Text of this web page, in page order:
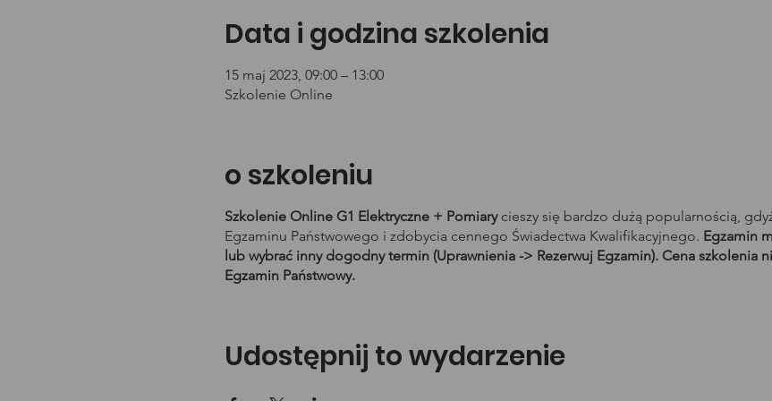
Data i godzina szkolenia
15 maj 2023, 09:00 – 13:00
Szkolenie Online
o szkoleniu
Szkolenie Online G1 Elektryczne + Pomiarycieszy się bardzo dużą popularnością,
Egzaminu Państwowego i zdobycia cennego Świadectwa Kwalifikacyjnego. Egzamin
lub wybrać inny dogodny termin (Uprawnienia -> Rezerwuj Egzamin). Cena szkolenia
Egzamin Państwowy.
Udostępnij to wydarzenie